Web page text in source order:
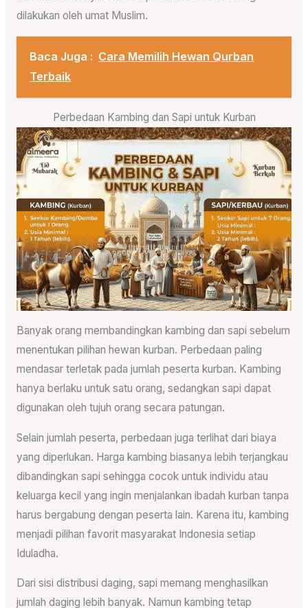
dilakukan oleh umat Muslim.
Baca Juga : Cara Memilih Hewan Qurban
Terbaik
Perbedaan Kambing dan Sapi untuk Kurban
Banyak orang membandingkan kambing dan sapi sebelum
menentukan pilihan hewan kurban. Perbedaan paling
mendasar terletak pada jumlah peserta kurban. Kambing
hanya berlaku untuk satu orang, sedangkan sapi dapat
digunakan oleh tujuh orang secara patungan.
Selain jumlah peserta, perbedaan juga terlihat dari biaya
yang diperlukan. Harga kambing biasanya lebih terjangkau
dibandingkan sapi sehingga cocok untuk individu atau
keluarga kecil yang ingin menjalankan ibadah kurban tanpa
harus bergabung dengan peserta lain. Karena itu, kambing
menjadi pilihan favorit masyarakat Indonesia setiap
Iduladha.
Dari sisi distribusi daging, sapi memang menghasilkan
jumlah daging lebih banyak. Namun kambing tetap